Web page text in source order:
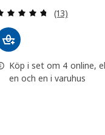
(13)
Köp i set om 4 online,
en och en i varuhus